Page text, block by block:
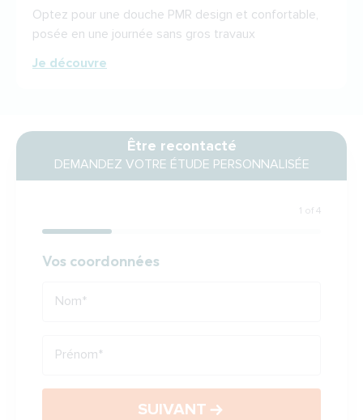
Optez pour une douche PMR design et confortable,
posée en une journée sans gros travaux
Je découvre
Être recontacté
DEMANDEZ VOTRE ÉTUDE PERSONNALISÉE
1 of 4
Coordonnées
Vos coordonnées
Nom*
Prénom*
SUIVANT